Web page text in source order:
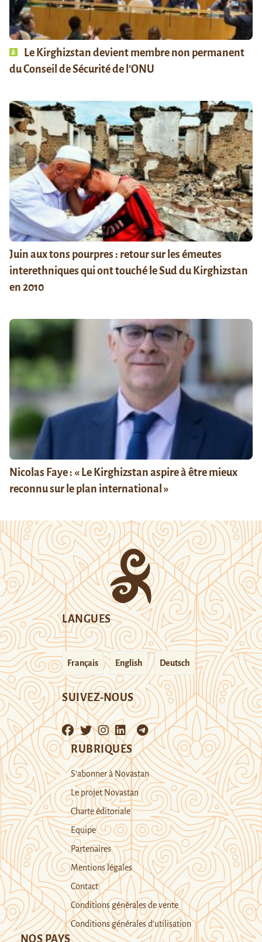
Le Kirghizstan devient membre non permanent
du Conseil de Sécurité de l’ONU
Juin aux tons pourpres : retour sur les émeutes
interethniques qui ont touché le Sud du Kirghizstan
en 2010
Nicolas Faye : « Le Kirghizstan aspire à être mieux
reconnu sur le plan international »
LANGUES
Français English Deutsch
SUIVEZ-NOUS
RUBRIQUES
S’abonner à Novastan
Le projet Novastan
Charte éditoriale
Equipe
Partenaires
Mentions légales
Contact
Conditions générales de vente
Conditions générales d’utilisation
NOS PAYS